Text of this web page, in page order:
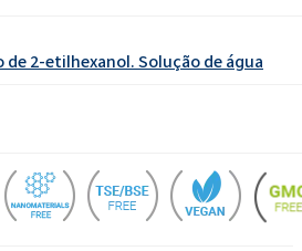
2-etilhexanol. Solução de água